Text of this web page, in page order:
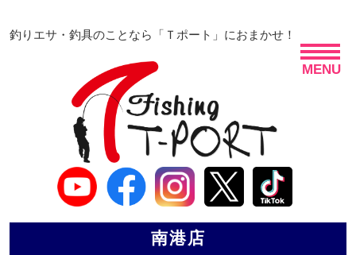
MENU
釣りエサ・釣具のことなら「Ｔポート」におまかせ！
南港店